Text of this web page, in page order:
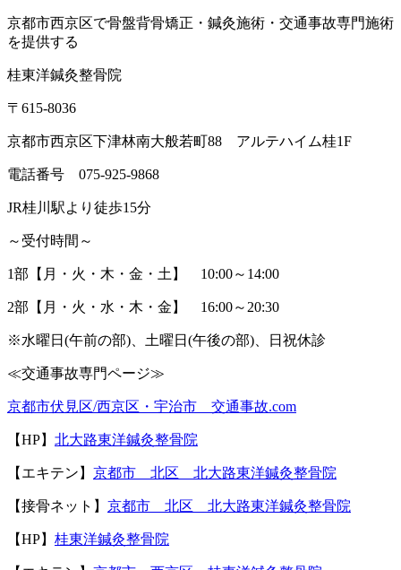
京都市西京区で骨盤背骨矯正・鍼灸施術・交通事故専門施術
を提供する
桂東洋鍼灸整骨院
〒 615-8036
京都市西京区下津林南大般若町88 アルテハイム桂1F
電話番号 075-925-9868
JR桂川駅より徒歩15分
～受付時間～
1部【月・火・木・金・土】 10:00～ 14:00
2部【月・火・水・木・金】 16:00～ 20:30
※水曜日 (午前の部) 、土曜日 (午後の部) 、日祝休診
≪交通事故専門ページ≫
京都市伏見区/西京区・宇治市 交通事故.com
【HP】 北大路東洋鍼灸整骨院
【エキテン】 京都市 北区 北大路東洋鍼灸整骨院
【接骨ネット】 京都市 北区 北大路東洋鍼灸整骨院
【HP】 桂東洋鍼灸整骨院